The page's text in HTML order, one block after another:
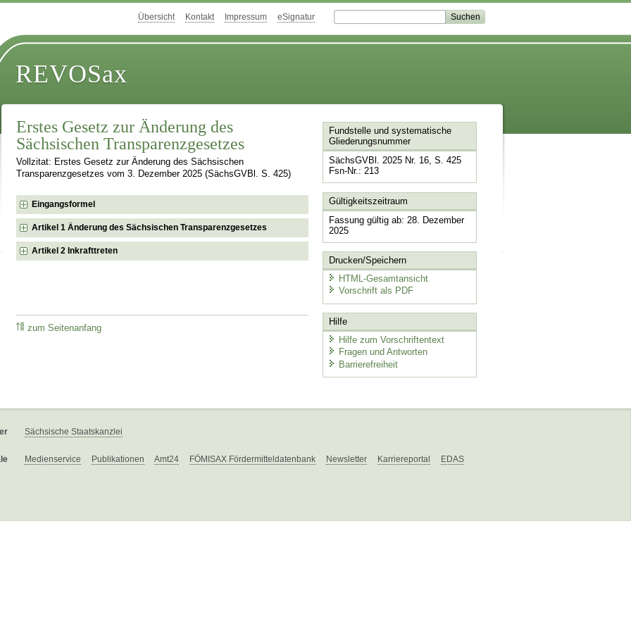
Übersicht Kontakt Impressum eSignatur
REVOSax
Erstes Gesetz zur Änderung des
Sächsischen Transparenzgesetzes
Vollzitat: Erstes Gesetz zur Änderung des Sächsischen
Transparenzgesetzes vom 3. Dezember 2025 (SächsGVBl. S. 425)
Eingangsformel
Artikel 1 Änderung des Sächsischen Transparenzgesetzes
Artikel 2 Inkrafttreten
zum Seitenanfang
Fundstelle und systematische
Gliederungsnummer
SächsGVBl. 2025 Nr. 16, S. 425
Fsn-Nr.: 213
Gültigkeitszeitraum
Fassung gültig ab: 28. Dezember
2025
Drucken/Speichern
HTML-Gesamtansicht
Vorschrift als PDF
Hilfe
Hilfe zum Vorschriftentext
Fragen und Antworten
Barrierefreiheit
Sächsische Staatskanzlei
Medienservice Publikationen Amt24 FÖMISAX Fördermitteldatenbank Newsletter Karriereportal EDAS